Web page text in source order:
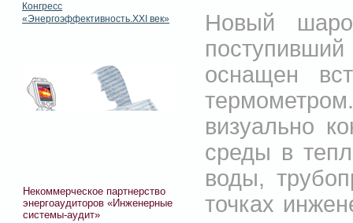
Конгресс
«Энергоэффективность.XXI век»
Некоммерческое партнерство
энергоаудиторов «Инженерные
системы-аудит»
Новый
оснащен
визуально
среды в
воды,
точках